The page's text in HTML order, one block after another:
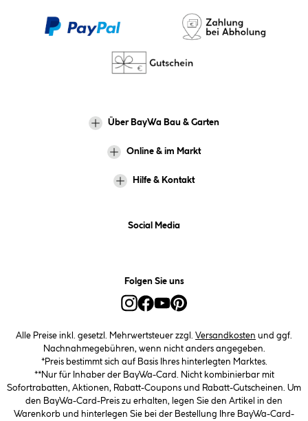
Über BayWa Bau & Garten
Online & im Markt
Hilfe & Kontakt
Social Media
Folgen Sie uns
Alle Preise inkl. gesetzl. Mehrwertsteuer zzgl. Versandkosten und ggf.
Nachnahmegebühren, wenn nicht anders angegeben.
*Preis bestimmt sich auf Basis Ihres hinterlegten Marktes.
**Nur für Inhaber der BayWa-Card. Nicht kombinierbar mit
Sofortrabatten, Aktionen, Rabatt-Coupons und Rabatt-Gutscheinen. Um
den BayWa-Card-Preis zu erhalten, legen Sie den Artikel in den
Warenkorb und hinterlegen Sie bei der Bestellung Ihre BayWa-Card-